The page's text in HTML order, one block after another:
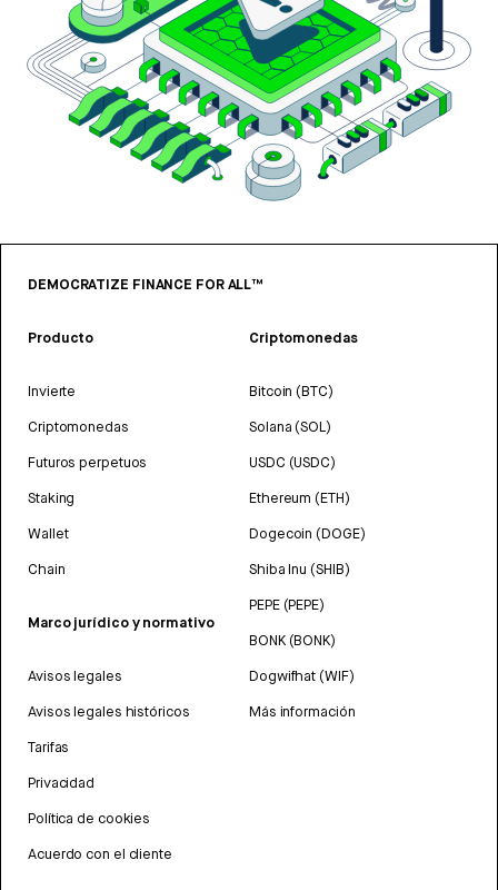
DEMOCRATIZE FINANCE FOR ALL™
Producto
Invierte
Criptomonedas
Futuros perpetuos
Staking
Wallet
Chain
Marco jurídico y normativo
Avisos legales
Avisos legales históricos
Tarifas
Privacidad
Política de cookies
Acuerdo con el cliente
Criptomonedas
Bitcoin (BTC)
Solana (SOL)
USDC (USDC)
Ethereum (ETH)
Dogecoin (DOGE)
Shiba Inu (SHIB)
PEPE (PEPE)
BONK (BONK)
Dogwifhat (WIF)
Más información